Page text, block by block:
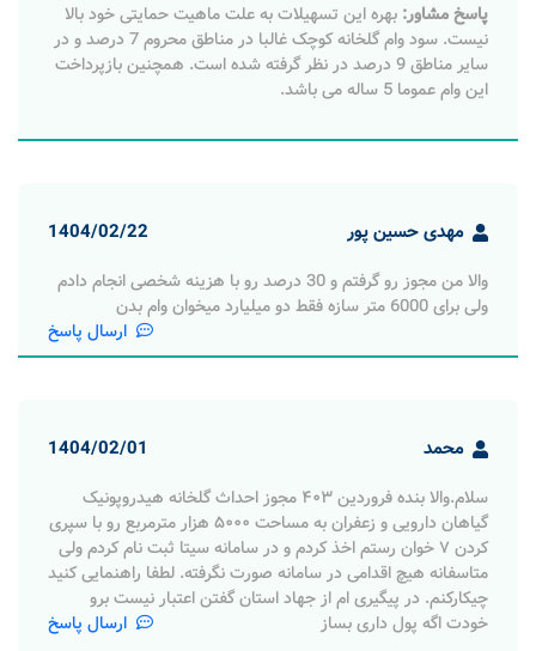
پاسخ مشاور: بهره این تسهیلات به علت ماهیت حمایتی خود بالا
نیست. سود وام گلخانه کوچک غالبا در مناطق محروم 7 درصد و در
سایر مناطق 9 درصد در نظر گرفته شده است. همچنین بازپرداخت
این وام عموما 5 ساله می باشد.
مهدی حسین پور 1404/02/22
والا من مجوز رو گرفتم و 30 درصد رو با هزینه شخصی انجام دادم
ولی برای 6000 متر سازه فقط دو میلیارد میخوان وام بدن
ارسال پاسخ
محمد 1404/02/01
سلام.والا بنده فروردین ۴۰۳ مجوز احداث گلخانه هیدروپونیک
گیاهان دارویی و زعفران به مساحت ۵۰۰۰ هزار مترمربع رو با سپری
کردن ۷ خوان رستم اخذ کردم و در سامانه سیتا ثبت نام کردم ولی
متاسفانه هیچ اقدامی در سامانه صورت نگرفته. لطفا راهنمایی کنید
چیکارکنم. در پیگیری ام از جهاد استان گفتن اعتبار نیست برو
خودت اگه پول داری بساز
ارسال پاسخ